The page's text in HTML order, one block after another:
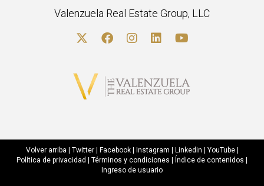
Valenzuela Real Estate Group, LLC
Volver arriba Twitter| Facebook| Instagram Linkedin YouTube|
Política de privacidad
Términos y condiciones Índice de contenidos
Ingreso de usuario